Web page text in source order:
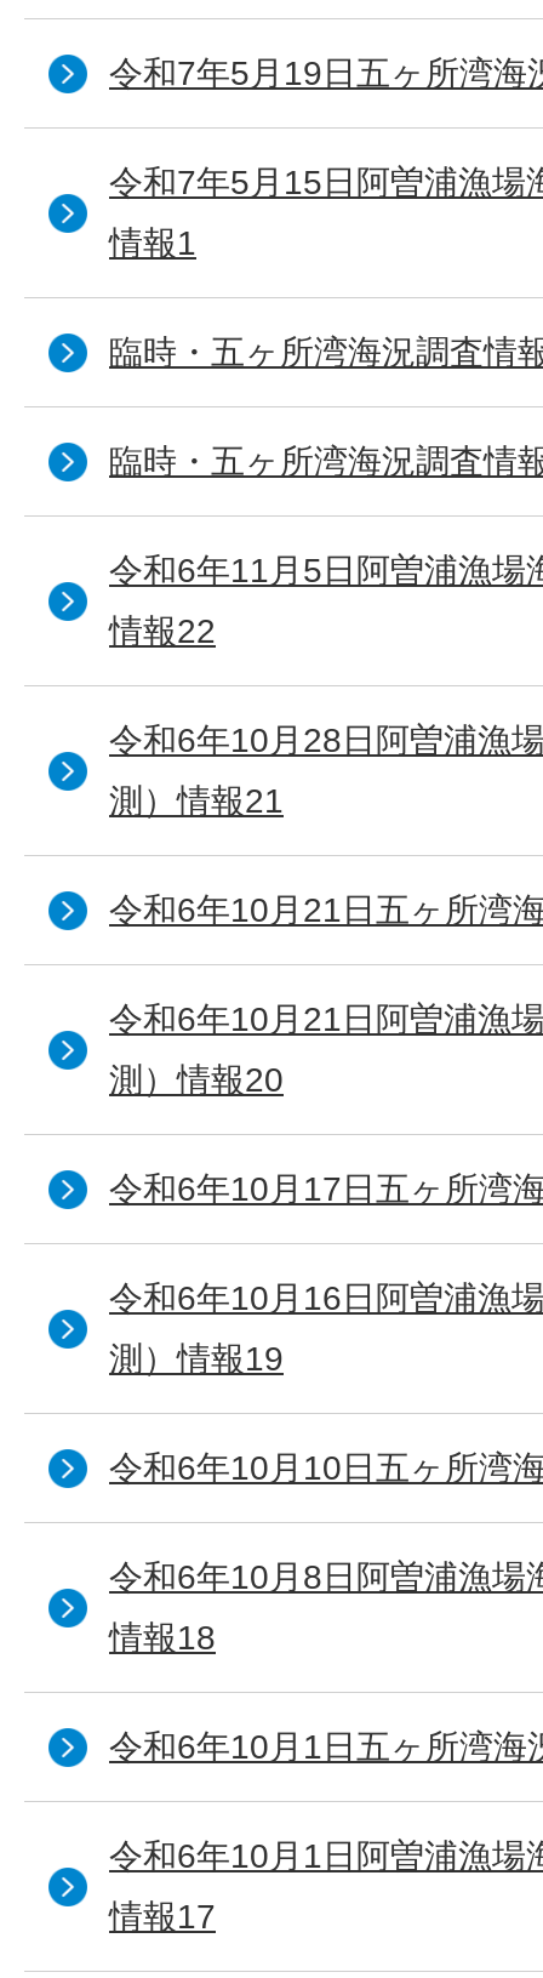
令和7年5月19日五ヶ所湾海
令和7年5月15日阿曽浦漁場
情報1
臨時・五ヶ所湾海況調査情
臨時・五ヶ所湾海況調査情
令和6年11月5日阿曽浦漁場
情報22
令和6年10月28日阿曽浦漁
測）情報21
令和6年10月21日五ヶ所湾
令和6年10月21日阿曽浦漁
測）情報20
令和6年10月17日五ヶ所湾
令和6年10月16日阿曽浦漁
測）情報19
令和6年10月10日五ヶ所湾
令和6年10月8日阿曽浦漁場
情報18
令和6年10月1日五ヶ所湾海
令和6年10月1日阿曽浦漁場
情報17